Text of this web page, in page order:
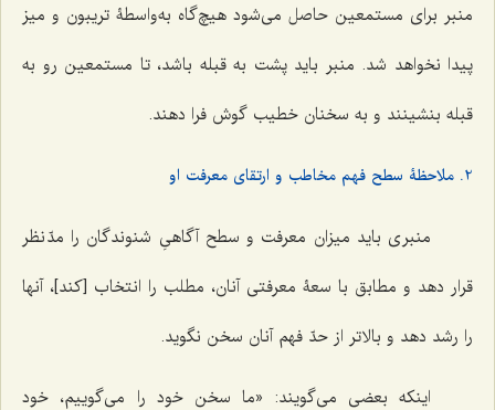
منبر برای مستمعین حاصل می‌شود هیچ‌گاه به‌واسطۀ تریبون و میز
پیدا نخواهد شد. منبر باید پشت به قبله باشد، تا مستمعین رو به
قبله بنشینند و به سخنان خطیب گوش فرا دهند.
2. ملاحظۀ سطح فهم مخاطب و ارتقای معرفت او
منبری باید میزان معرفت و سطح آگاهیِ شنوندگان را مدّ نظر
قرار دهد و مطابق با سعۀ معرفتی آنان، مطلب را انتخاب [کند]، آنها
را رشد دهد و بالاتر از حدّ فهم آنان سخن نگوید.
اینکه بعضی می‌گویند: «ما سخن خود را می‌گوییم، خود